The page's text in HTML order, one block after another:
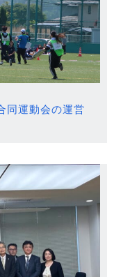
同運動会の運営